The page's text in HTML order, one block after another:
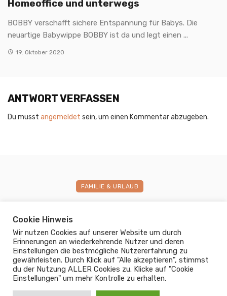
Homeoffice und unterwegs
BOBBY verschafft sichere Entspannung für Babys. Die
neuartige Babywippe BOBBY ist da und legt einen ...
19. Oktober 2020
ANTWORT VERFASSEN
Du musst angemeldet sein, um einen Kommentar abzugeben.
FAMILIE & URLAUB
Autofahrt mit Kindern – ohne
Bildschirm
3. Oktober 2022 0
Cookie Hinweis
Wir nutzen Cookies auf unserer Website um durch
Erinnerungen an wiederkehrende Nutzer und deren
Einstellungen die bestmögliche Nutzererfahrung zu
gewährleisten. Durch Klick auf "Alle akzeptieren", stimmst
du der Nutzung ALLER Cookies zu. Klicke auf "Cookie
Einstellungen" um mehr Kontrolle zu erhalten.